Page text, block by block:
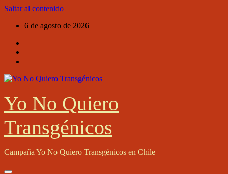
Saltar al contenido
6 de agosto de 2026
Yo No Quiero
Transgénicos
Campaña Yo No Quiero Transgénicos en Chile